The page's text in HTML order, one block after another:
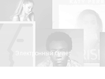
Электронный билет